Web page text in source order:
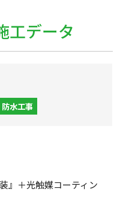
データ
防水工事
』＋光触媒コーティン